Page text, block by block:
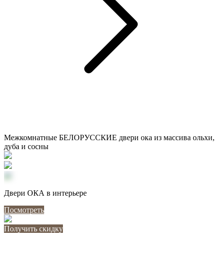
Межкомнатные БЕЛОРУССКИЕ двери ока из массива ольхи,
дуба и сосны
Двери ОКА в интерьере
Посмотреть
Получить скидку